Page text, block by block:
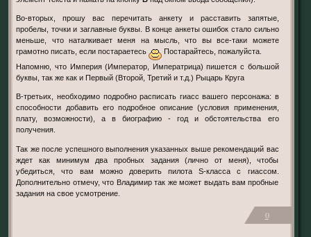
Во-вторых, прошу вас перечитать анкету и расставить запятые,
пробелы, точки и заглавные буквы. В конце анкеты ошибок стало сильно
меньше, что наталкивает меня на мысль, что вы все-таки можете
грамотно писать, если постараетесь
Постарайтесь, пожалуйста.
Напомню, что Империя (Император, Императрица) пишется с большой
буквы, так же как и Первый (Второй, Третий и т.д.) Рыцарь Круга
В-третьих, необходимо подробно расписать гиасс вашего персонажа: в
способности добавить его подробное описание (условия применения,
плату, возможности), а в биографию - год и обстоятельства его
получения.
Так же после успешного выполнения указанных выше рекомендаций вас
ждет как минимум два пробных задания (лично от меня), чтобы
убедиться, что вам можно доверить пилота S-класса с гиассом.
Дополнительно отмечу, что Владимир так же может выдать вам пробные
задания на свое усмотрение.
0